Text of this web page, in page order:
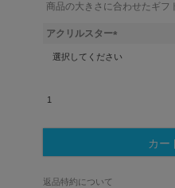
須
商品の大きさに合わせたギフ
アクリルスター
カー
返品特約について